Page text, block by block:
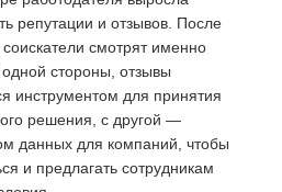
репутации и отзывов. После
смотрят именно
стороны, отзывы
инструментом для принятия
решения, с другой —
данных для компаний, чтобы
и предлагать сотрудникам